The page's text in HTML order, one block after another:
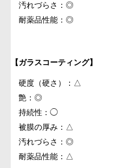
汚れづらさ：◎
耐薬品性能：◎
【ガラスコーティング】
硬度（硬さ）：△
艶：◎
持続性：◯
被膜の厚み：△
汚れづらさ：◎
耐薬品性能：△